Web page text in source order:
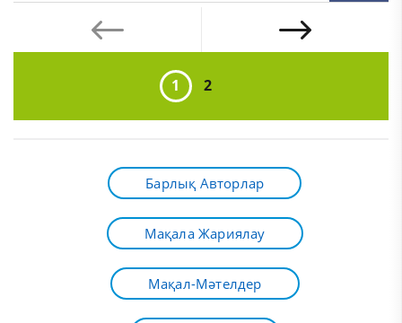
1 2
Барлық Авторлар
Мақала Жариялау
Мақал-Мәтелдер